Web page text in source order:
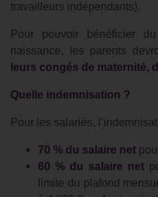
travailleurs indépendants).
Pour pouvoir bénéficier
naissance, les parents
leurs congés de maternité,
Quelle indemnisation ?
Pour les salariés,
70 % du salaire net
60 % du salaire net
limite du plafond